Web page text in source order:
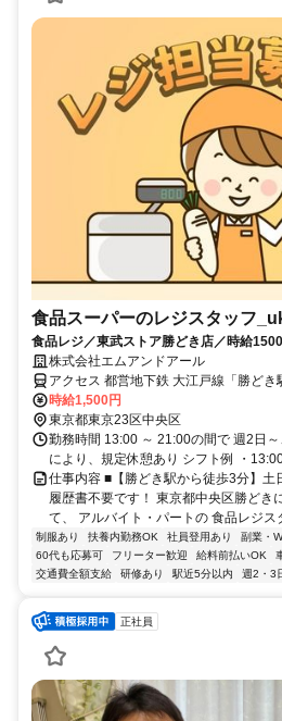
食品スーパーのレジスタッフ
食品レジ／東武ストア勝どき店／時給
株式会社エムアンドアール
アクセス 都営地下鉄 大江戸線「勝どき
時給1,500円
東京都東京23区中央区
勤務時間 13:00 ～ 21:00の間で 週2日
により、規定休憩あり シフト例 ・
仕事内容 ■【勝どき駅から徒歩3分】土
履歴書不要です！ 東京都中央区勝どき
て、 アルバイト・パートの 食品レジ
制服あり 扶養内勤務OK 社員登用あり 副業・
60代も応募可
フリーター歓迎 給料前払いOK
交通費全額支給
研修あり 駅近5分以内 週2・3
正社員